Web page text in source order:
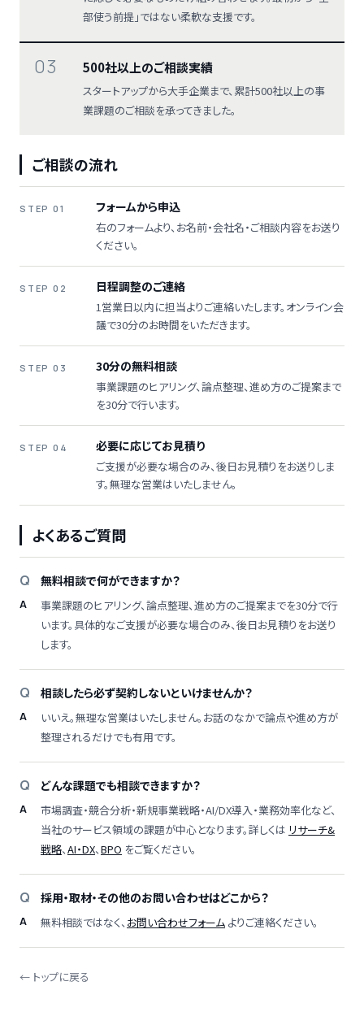
部使う前提」ではない柔軟な支援です。
03 500社以上のご相談実績
スタートアップから大手企業まで、累計500社以上の事
業課題のご相談を承ってきました。
ご相談の流れ
STEP 01 フォームから申込
右のフォームより、お名前・会社名・ご相談内容をお送り
ください。
STEP 02 日程調整のご連絡
1営業日以内に担当よりご連絡いたします。オンライン会
議で30分のお時間をいただきます。
STEP 03 30分の無料相談
事業課題のヒアリング、論点整理、進め方のご提案まで
を30分で行います。
STEP 04 必要に応じてお見積り
ご支援が必要な場合のみ、後日お見積りをお送りしま
す。無理な営業はいたしません。
よくあるご質問
無料相談で何ができますか？
事業課題のヒアリング、論点整理、進め方のご提案までを30分で行
います。具体的なご支援が必要な場合のみ、後日お見積りをお送り
します。
相談したら必ず契約しないといけませんか？
いいえ。無理な営業はいたしません。お話のなかで論点や進め方が
整理されるだけでも有用です。
どんな課題でも相談できますか？
市場調査・競合分析・新規事業戦略・AI/DX導入・業務効率化など、
当社のサービス領域の課題が中心となります。詳しくは リサーチ&
戦略、AI・DX、BPO をご覧ください。
採用・取材・その他のお問い合わせはどこから？
無料相談ではなく、 お問い合わせフォーム よりご連絡ください。
← トップに戻る